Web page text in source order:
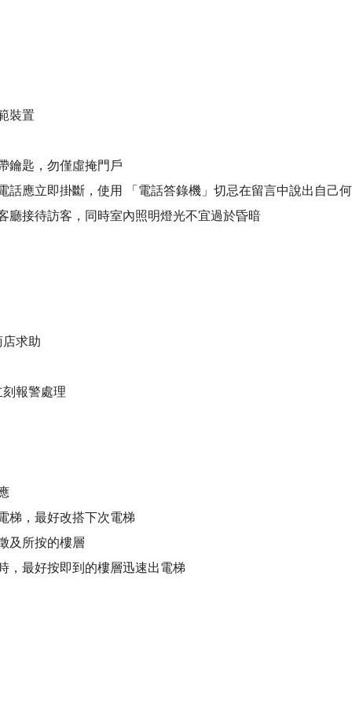
裝置
鑰匙，勿僅虛掩門戶
話應立即掛斷，使用 「電話答錄機」切忌在留言中說出自己
廳接待訪客，同時室內照明燈光不宜過於昏暗
求助
報警處理
梯，最好改搭下次電梯
及所按的樓層
，最好按即到的樓層迅速出電梯